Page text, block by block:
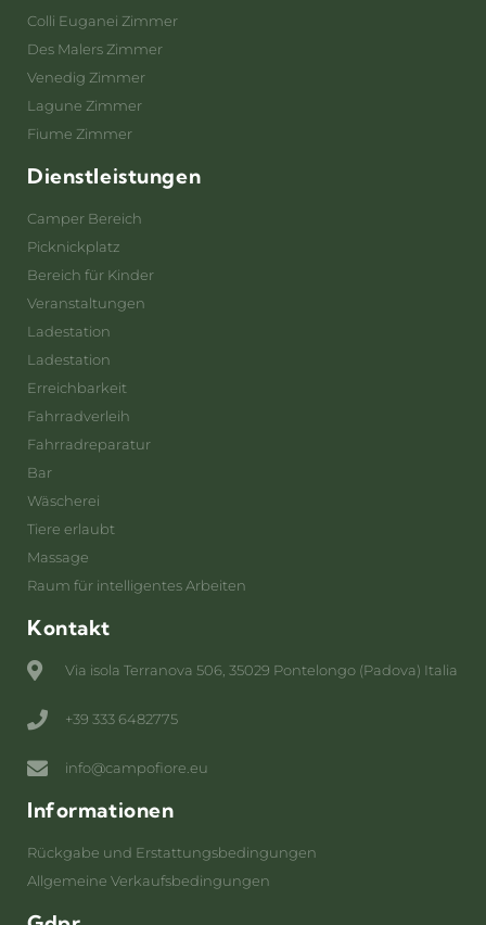
Colli Euganei Zimmer
Des Malers Zimmer
Venedig Zimmer
Lagune Zimmer
Fiume Zimmer
Dienstleistungen
Camper Bereich
Picknickplatz
Bereich für Kinder
Veranstaltungen
Ladestation
Ladestation
Erreichbarkeit
Fahrradverleih
Fahrradreparatur
Bar
Wäscherei
Tiere erlaubt
Massage
Raum für intelligentes Arbeiten
Kontakt
Via isola Terranova 506, 35029 Pontelongo (Padova) Italia
+39 333 6482775
info@campofiore.eu
Informationen
Rückgabe und Erstattungsbedingungen
Allgemeine Verkaufsbedingungen